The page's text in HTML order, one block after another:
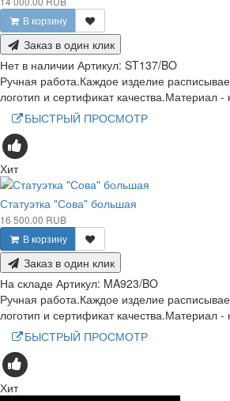
В корзину
Заказ в один клик
Нет в наличии Артикул: ST137/BO
Ручная работа.Каждое изделие
логотип и сертификат качества.Материал -
БЫСТРЫЙ ПРОСМОТР
Хит
Статуэтка "Сова" большая
16 500.00 RUB
В корзину
Заказ в один клик
На складе Артикул: MA923/BO
Ручная работа.Каждое изделие
логотип и сертификат качества.Материал -
БЫСТРЫЙ ПРОСМОТР
Хит